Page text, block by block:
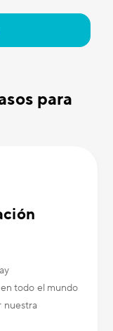
para
todo el mundo
nuestra